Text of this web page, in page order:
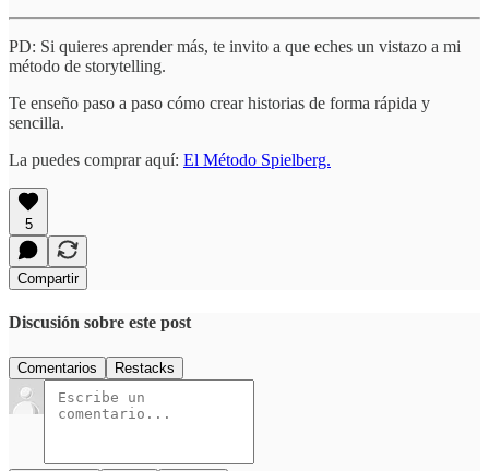
PD: Si quieres aprender más, te invito a que eches un vistazo a mi
método de storytelling.
Te enseño paso a paso cómo crear historias de forma rápida y
sencilla.
La puedes comprar aquí: El Método Spielberg.
5
Compartir
Discusión sobre este post
Comentarios Restacks